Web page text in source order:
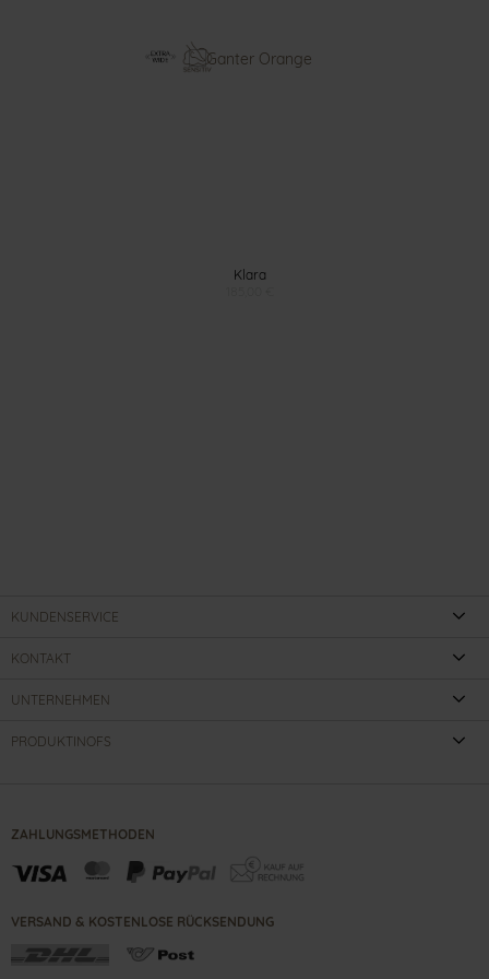
Klara
KUNDENSERVICE
KONTAKT
UNTERNEHMEN
PRODUKTINOFS
ZAHLUNGSMETHODEN
VERSAND & KOSTENLOSE RÜCKSENDUNG